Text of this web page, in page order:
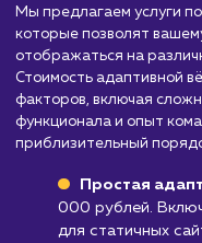
Проектам,
уникальная
Если ваш
вёрстка